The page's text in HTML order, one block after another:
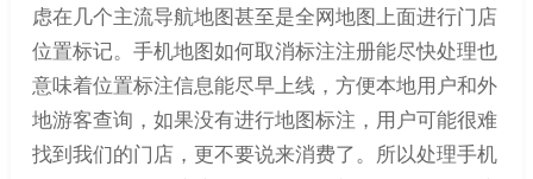
虑在几个主流导航地图甚至是全网地图上面进行门店
位置标记。手机地图如何取消标注注册能尽快处理也
意味着位置标注信息能尽早上线，方便本地用户和外
地游客查询，如果没有进行地图标注，用户可能很难
找到我们的门店，更不要说来消费了。所以处理手机